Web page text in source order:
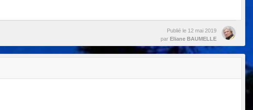
Publié le 12 mai 2019
par Eliane BAUMELLE